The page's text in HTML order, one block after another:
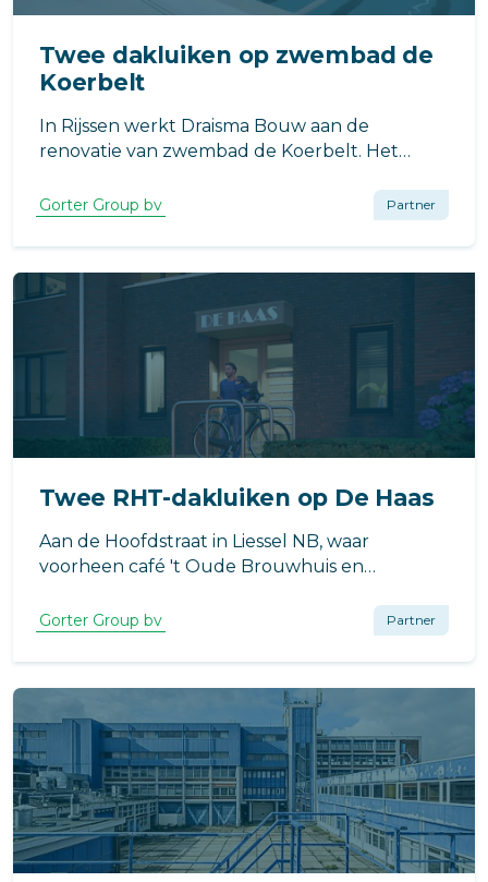
Twee dakluiken op zwembad de
Koerbelt
In Rijssen werkt Draisma Bouw aan de
renovatie van zwembad de Koerbelt. Het
mogelijk te maken.
Gorter Group bv Partner
Twee RHT-dakluiken op De Haas
Aan de Hoofdstraat in Liessel NB, waar
voorheen café 't Oude Brouwhuis en
wordt appartementencomplex De Haas
Gorter Group bv Partner